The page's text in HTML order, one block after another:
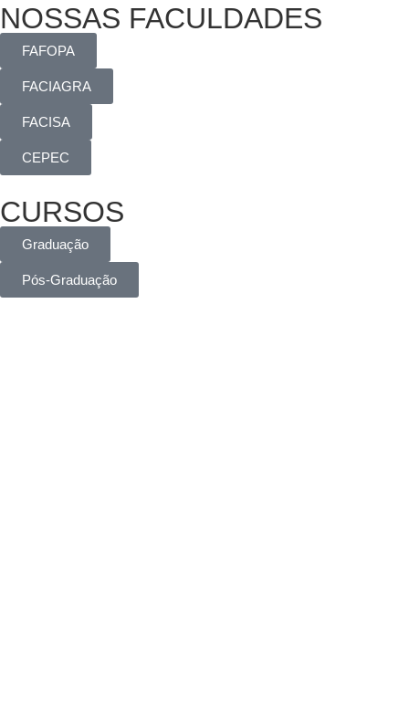
NOSSAS FACULDADES
FAFOPA
FACIAGRA
FACISA
CEPEC
CURSOS
Graduação
Pós-Graduação